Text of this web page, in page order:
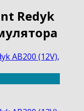
Redyk